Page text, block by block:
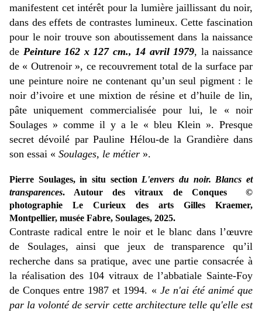
manifestent cet intérêt pour la lumière jaillissant du noir,
dans des effets de contrastes lumineux. Cette fascination
pour le noir trouve son aboutissement dans la naissance
de Peinture 162 x 127 cm., 14 avril 1979, la naissance
de « Outrenoir », ce recouvrement total de la surface par
une peinture noire ne contenant qu’un seul pigment : le
noir d’ivoire et une mixtion de résine et d’huile de lin,
pâte uniquement commercialisée pour lui, le « noir
Soulages » comme il y a le « bleu Klein ». Presque
secret dévoilé par Pauline Hélou-de la Grandière dans
son essai « Soulages, le métier ».
Pierre Soulages, in situ section L'envers du noir. Blancs et
transparences. Autour des vitraux de Conques ©
photographie Le Curieux des arts Gilles Kraemer,
Montpellier, musée Fabre, Soulages, 2025.
Contraste radical entre le noir et le blanc dans l’œuvre
de Soulages, ainsi que jeux de transparence qu’il
recherche dans sa pratique, avec une partie consacrée à
la réalisation des 104 vitraux de l’abbatiale Sainte-Foy
de Conques entre 1987 et 1994. « Je n'ai été animé que
par la volonté de servir cette architecture telle qu'elle est